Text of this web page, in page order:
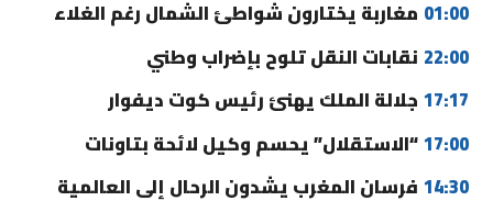
01:00 مغاربة يختارون شواطئ الشمال رغم الغلاء
22:00 نقابات النقل تلوح بإضراب وطني
17:17 جلالة الملك يهنئ رئيس كوت ديفوار
17:00“الاستقلال” يحسم وكيل لائحة بتاونات
14:30 فرسان المغرب يشدون الرحال إلى العالمية